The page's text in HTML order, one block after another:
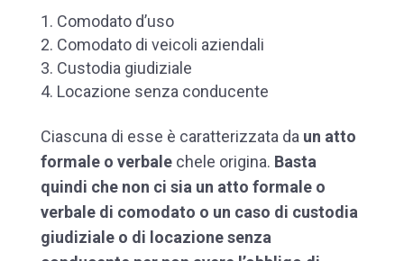
Comodato d’uso
Comodato di veicoli aziendali
Custodia giudiziale
Locazione senza conducente
Ciascuna di esse è caratterizzata daun atto
formale o verbale che le origina. Basta
quindi che non ci sia un atto formale o
verbale di comodato o un caso di custodia
giudiziale o di locazione senza